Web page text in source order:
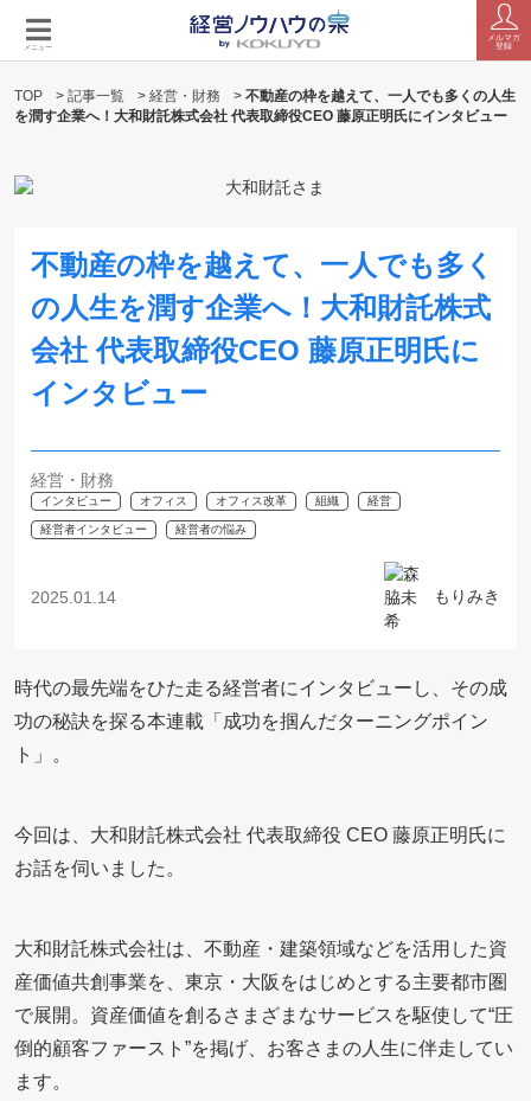
メニュー
メルマガ
登録
TOP > 記事一覧 > 経営・財務 > 不動産の枠を越えて、一人でも多くの人生
を潤す企業へ！大和財託株式会社 代表取締役CEO 藤原正明氏にインタビュー
不動産の枠を越えて、一人でも多く
の人生を潤す企業へ！大和財託株式
会社 代表取締役CEO 藤原正明氏に
インタビュー
経営・財務
インタビュー オフィス オフィス改革 組織 経営
経営者インタビュー 経営者の悩み
2025.01.14 もりみき
時代の最先端をひた走る経営者にインタビューし、その成
功の秘訣を探る本連載「成功を掴んだターニングポイン
ト」。
今回は、大和財託株式会社 代表取締役 CEO 藤原正明氏に
お話を伺いました。
大和財託株式会社は、不動産・建築領域などを活用した資
産価値共創事業を、東京・大阪をはじめとする主要都市圏
で展開。資産価値を創るさまざまなサービスを駆使して“圧
倒的顧客ファースト”を掲げ、お客さまの人生に伴走してい
ます。